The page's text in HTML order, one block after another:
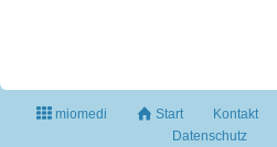
miomedi Start Kontakt
Datenschutz